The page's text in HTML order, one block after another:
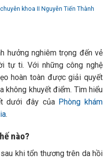
khoa II Nguyễn Tiến Thành
hưởng nghiêm trọng đến vẻ
tự ti. Với những công nghệ
hoàn toàn được giải quyết
không khuyết điểm. Tìm hiểu
dưới đây của Phòng khám
.
nào?
khi tổn thương trên da hồi